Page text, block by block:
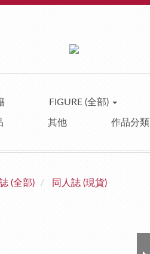
FIGURE (全部)
其他 作品分類
(全部) 同人誌 (現貨)